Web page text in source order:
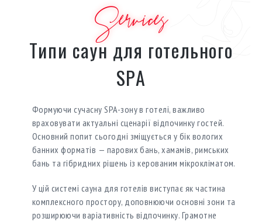
Services
Типи саун для готельного
SPA
Формуючи сучасну SPA-зону в готелі, важливо
враховувати актуальні сценарії відпочинку гостей.
Основний попит сьогодні зміщується у бік вологих
банних форматів — парових бань, хамамів, римських
бань та гібридних рішень із керованим мікрокліматом.
У цій системі сауна для готелів виступає як частина
комплексного простору, доповнюючи основні зони та
розширюючи варіативність відпочинку. Грамотне